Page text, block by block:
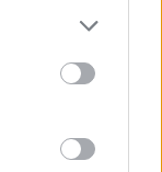
more Google
may click to
party tags to
below Google
alapítója nem